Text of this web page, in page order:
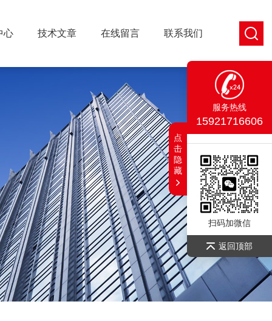
心 技术文章 在线留言 联系我们
服务热线
15921716606
扫码加微信
返回顶部
点
击
隐
藏